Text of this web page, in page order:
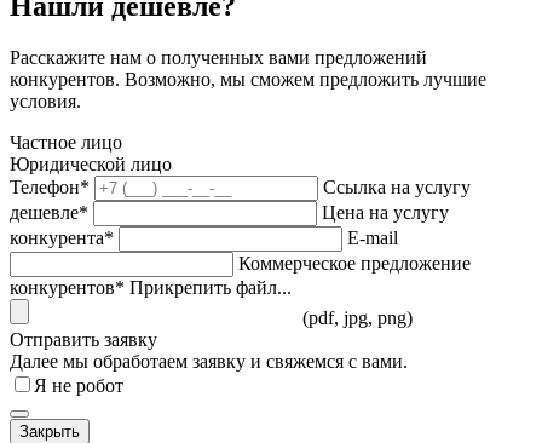
Нашли дешевле?
Расскажите нам о полученных вами предложений
конкурентов. Возможно, мы сможем предложить лучшие
условия.
Частное лицо
Юридической лицо
Телефон*
Ссылка на услугу
дешевле*
Цена на услугу
конкурента*
E-mail
Коммерческое предложение
конкурентов* Прикрепить файл...
(pdf, jpg, png)
Отправить заявку
Далее мы обработаем заявку и свяжемся с вами.
Я не робот
Закрыть